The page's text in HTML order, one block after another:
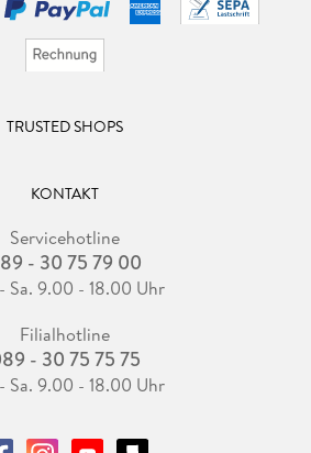
TRUSTED SHOPS
KONTAKT
Servicehotline
- 30 75 79 00
Sa. 9.00 - 18.00 Uhr
Filialhotline
- 30 75 75 75
Sa. 9.00 - 18.00 Uhr